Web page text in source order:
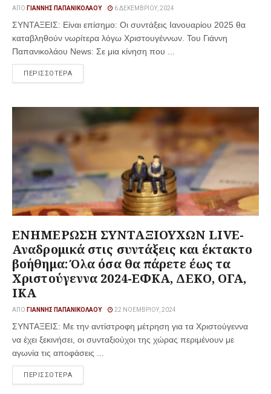
ΑΠΌ ΓΙΆΝΝΗΣ ΠΑΠΑΝΙΚΟΛΆΟΥ 6 ΔΕΚΕΜΒΡΊΟΥ, 2024
ΣΥΝΤΑΞΕΙΣ: Είναι επίσημο: Οι συντάξεις Ιανουαρίου 2025 θα
καταβληθούν νωρίτερα λόγω Χριστουγέννων. Του Γιάννη
Παπανικολάου News: Σε μια κίνηση που ...
ΠΕΡΙΣΣΟΤΕΡΑ
ΕΝΗΜΕΡΩΣΗ ΣΥΝΤΑΞΙΟΥΧΩΝ LIVE-
Αναδρομικά στις συντάξεις και έκτακτο
βοήθημα: Όλα όσα θα πάρετε έως τα
Χριστούγεννα 2024-ΕΦΚΑ, ΔΕΚΟ, ΟΓΑ,
ΙΚΑ
ΑΠΌ ΓΙΆΝΝΗΣ ΠΑΠΑΝΙΚΟΛΆΟΥ 22 ΝΟΕΜΒΡΊΟΥ, 2024
ΣΥΝΤΑΞΕΙΣ: Με την αντίστροφη μέτρηση για τα Χριστούγεννα
να έχει ξεκινήσει, οι συνταξιούχοι της χώρας περιμένουν με
αγωνία τις αποφάσεις ...
ΠΕΡΙΣΣΟΤΕΡΑ